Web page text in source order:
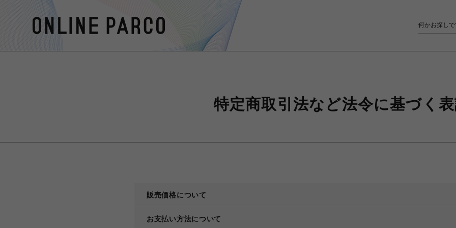
特定商取引法など法令に基づく
販売価格について
お支払い方法について